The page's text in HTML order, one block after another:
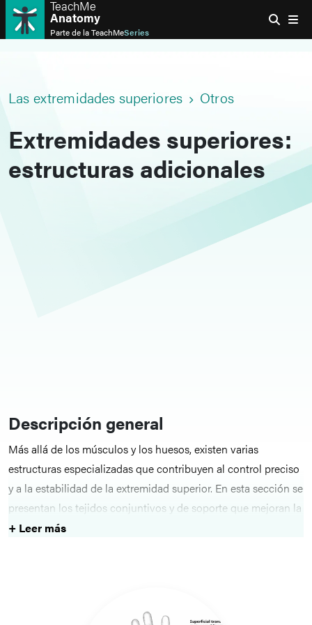
TeachMe
Anatomy
Parte de laTeachMeSeries
Las extremidades superiores Otros
Extremidades superiores:
estructuras adicionales
Descripción general
Más allá de los músculos y los huesos, existen varias
estructuras especializadas que contribuyen al control preciso
y a la estabilidad de la extremidad superior. En esta sección se
presentan los tejidos conjuntivos y de soporte que mejoran la
precisión y la destreza.
+ Leer más